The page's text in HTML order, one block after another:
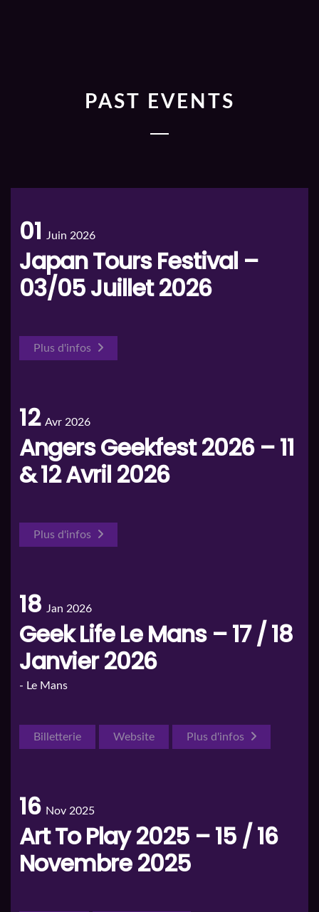
PAST EVENTS
01 Juin 2026
Japan Tours Festival –
03/05 Juillet 2026
Plus d'infos
12 Avr 2026
Angers Geekfest 2026 – 11
& 12 Avril 2026
Plus d'infos
18 Jan 2026
Geek Life Le Mans – 17 / 18
Janvier 2026
- Le Mans
Billetterie Website Plus d'infos
16 Nov 2025
Art To Play 2025 – 15 / 16
Novembre 2025